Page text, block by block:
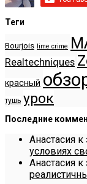
Теги
Bourjois lime crime
Realtechniques
красный
тушь урок
Последние
Анастасия к
условиях
Анастасия к